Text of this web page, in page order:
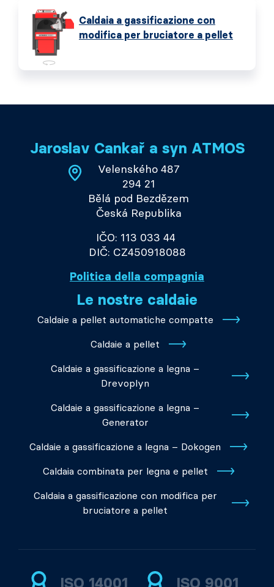
Caldaia a gassificazione con
modifica per bruciatore a pellet
Jaroslav Cankař a syn ATMOS
Velenského 487
294 21
Bělá pod Bezdězem
Česká Republika
IČO: 113 033 44
DIČ: CZ450918088
Politica della compagnia
Le nostre caldaie
Caldaie a pellet automatiche compatte
Caldaie a pellet
Caldaie a gassificazione a legna –
Drevoplyn
Caldaie a gassificazione a legna –
Generator
Caldaie a gassificazione a legna – Dokogen
Caldaia combinata per legna e pellet
Caldaia a gassificazione con modifica per
bruciatore a pellet
ISO 14001 ISO 9001